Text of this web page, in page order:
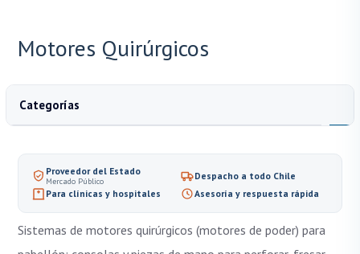
Motores Quirúrgicos
Proveedor del Estado
Mercado Público
Despacho a todo Chile
Para clínicas y hospitales
Asesoría y respuesta rápida
Sistemas de motores quirúrgicos (motores de poder) para
Categorías
Área Dental